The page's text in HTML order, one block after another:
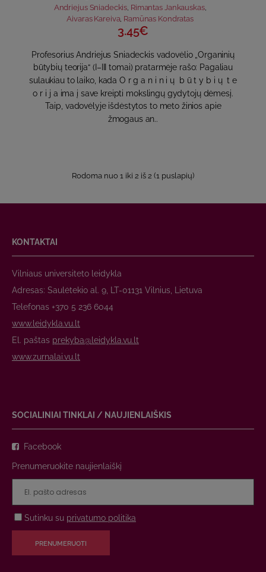
Andriejus Sniadeckis Rimantas Jankauskas,
Aivaras Kareiva, Ramūnas Kondratas
3.45€
Profesorius Andriejus Sniadeckis vadovėlio „Organinių
būtybių teorija“ (I–III tomai) pratarmėje rašo: Pagaliau
sulaukiau to laiko, kada O r g a n i n i ų b ū t y b i ų t e
o r i j a ima į save kreipti mokslingų gydytojų dėmesį.
Taip, vadovėlyje išdėstytos to meto žinios apie
žmogaus an..
Rodoma nuo 1 iki 2 iš 2 (1 puslapių)
KONTAKTAI
Vilniaus universiteto leidykla
Adresas: Saulėtekio al. 9, LT-01131 Vilnius, Lietuva
Telefonas +370 5 236 6044
www.leidykla.vu.lt
El. paštas prekyba@leidykla.vu.lt
www.zurnalai.vu.lt
SOCIALINIAI TINKLAI / NAUJIENLAIŠKIS
Facebook
Prenumeruokite naujienlaiškį
Sutinku su privatumo politika
PRENUMERUOTI